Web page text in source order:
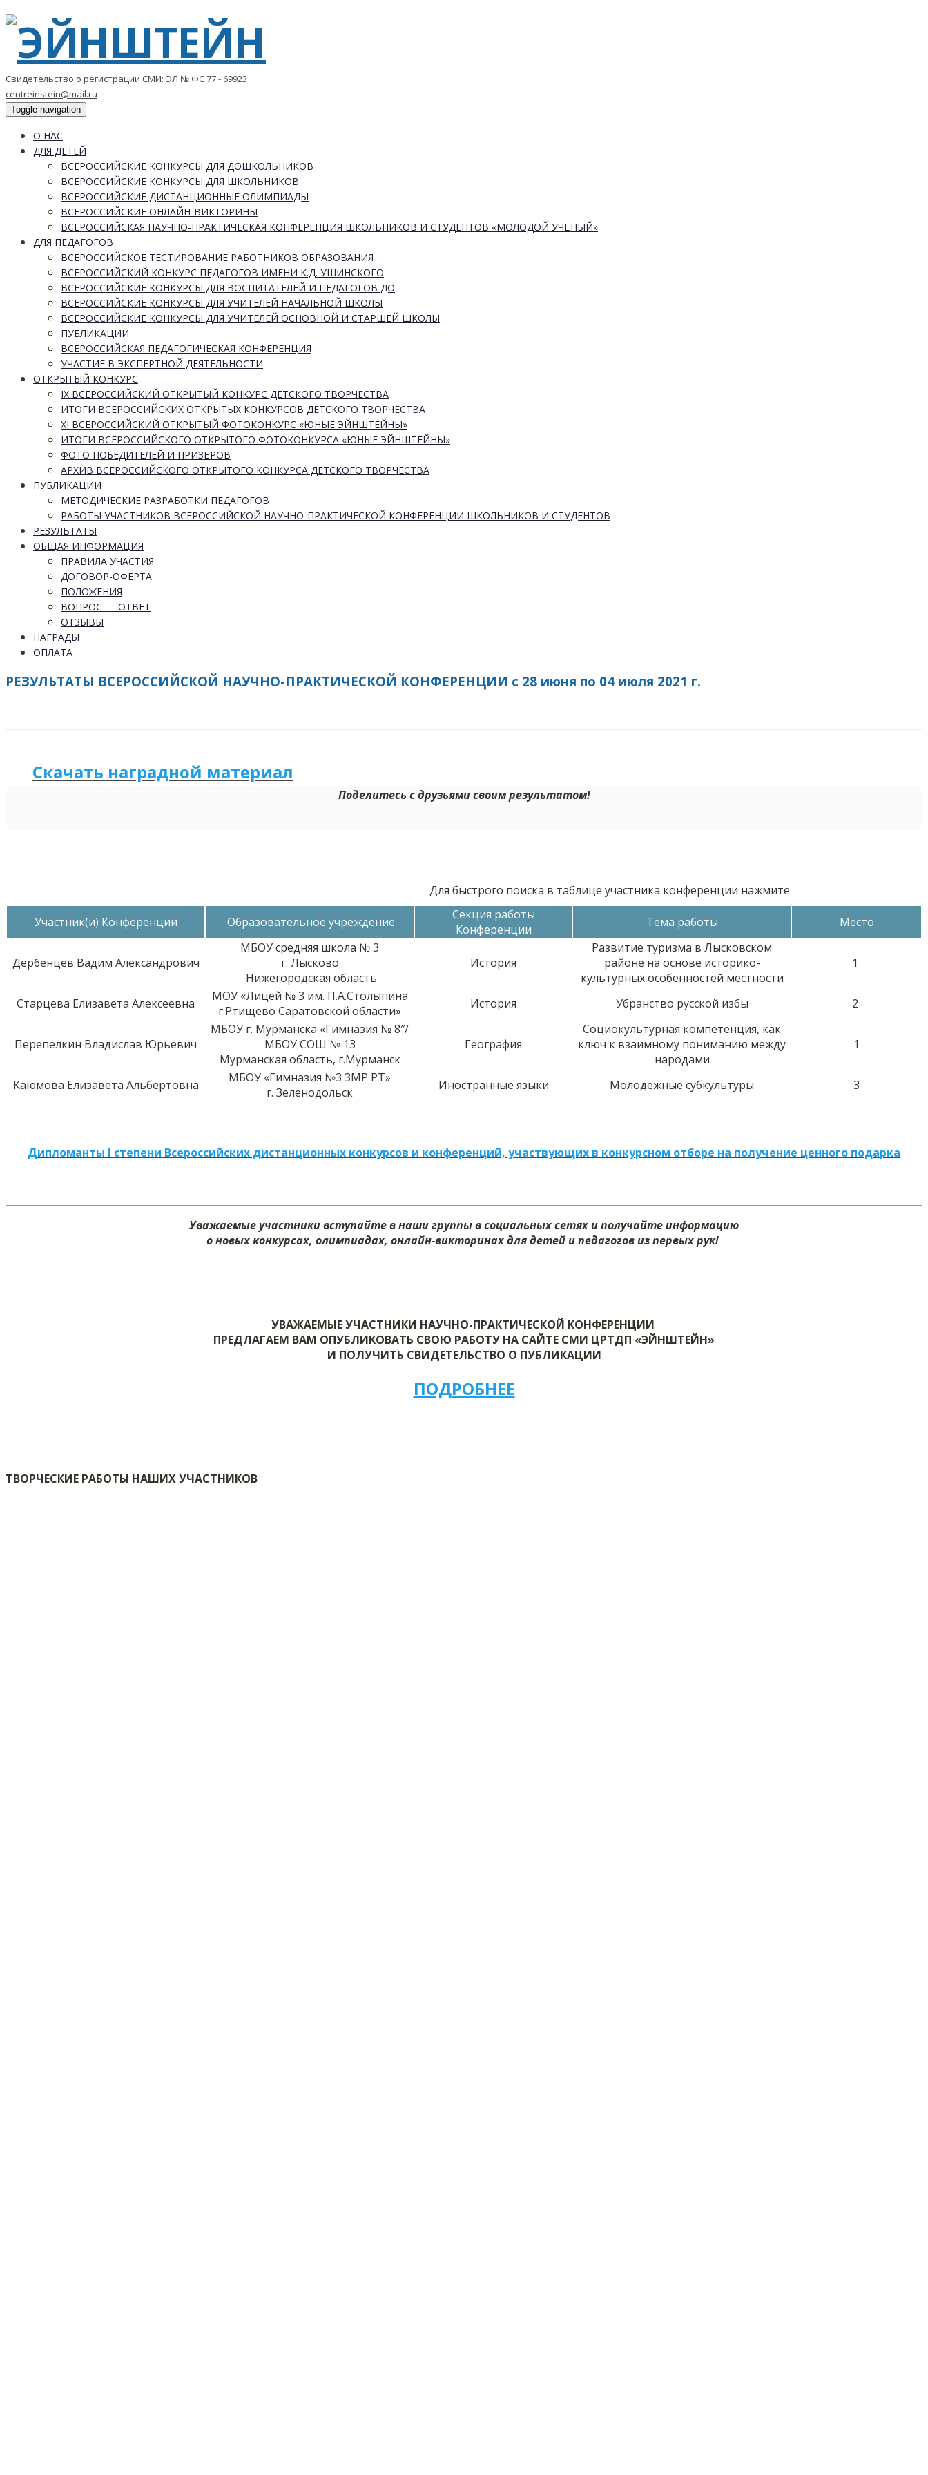
Свидетельство о регистрации СМИ: ЭЛ № ФС 77 - 69923
centreinstein@mail.ru
Toggle navigation
О НАС
ДЛЯ ДЕТЕЙ
ВСЕРОССИЙСКИЕ КОНКУРСЫ ДЛЯ ДОШКОЛЬНИКОВ
ВСЕРОССИЙСКИЕ КОНКУРСЫ ДЛЯ ШКОЛЬНИКОВ
ВСЕРОССИЙСКИЕ ДИСТАНЦИОННЫЕ ОЛИМПИАДЫ
ВСЕРОССИЙСКИЕ ОНЛАЙН-ВИКТОРИНЫ
ВСЕРОССИЙСКАЯ НАУЧНО-ПРАКТИЧЕСКАЯ КОНФЕРЕНЦИЯ ШКОЛЬНИКОВ И СТУДЕНТОВ «МОЛОДОЙ УЧЁНЫЙ»
ДЛЯ ПЕДАГОГОВ
ВСЕРОССИЙСКОЕ ТЕСТИРОВАНИЕ РАБОТНИКОВ ОБРАЗОВАНИЯ
ВСЕРОССИЙСКИЙ КОНКУРС ПЕДАГОГОВ ИМЕНИ К.Д. УШИНСКОГО
ВСЕРОССИЙСКИЕ КОНКУРСЫ ДЛЯ ВОСПИТАТЕЛЕЙ И ПЕДАГОГОВ ДО
ВСЕРОССИЙСКИЕ КОНКУРСЫ ДЛЯ УЧИТЕЛЕЙ НАЧАЛЬНОЙ ШКОЛЫ
ВСЕРОССИЙСКИЕ КОНКУРСЫ ДЛЯ УЧИТЕЛЕЙ ОСНОВНОЙ И СТАРШЕЙ ШКОЛЫ
ПУБЛИКАЦИИ
ВСЕРОССИЙСКАЯ ПЕДАГОГИЧЕСКАЯ КОНФЕРЕНЦИЯ
УЧАСТИЕ В ЭКСПЕРТНОЙ ДЕЯТЕЛЬНОСТИ
ОТКРЫТЫЙ КОНКУРС
IX ВСЕРОССИЙСКИЙ ОТКРЫТЫЙ КОНКУРС ДЕТСКОГО ТВОРЧЕСТВА
ИТОГИ ВСЕРОССИЙСКИХ ОТКРЫТЫХ КОНКУРСОВ ДЕТСКОГО ТВОРЧЕСТВА
XI ВСЕРОССИЙСКИЙ ОТКРЫТЫЙ ФОТОКОНКУРС «ЮНЫЕ ЭЙНШТЕЙНЫ»
ИТОГИ ВСЕРОССИЙСКОГО ОТКРЫТОГО ФОТОКОНКУРСА «ЮНЫЕ ЭЙНШТЕЙНЫ»
ФОТО ПОБЕДИТЕЛЕЙ И ПРИЗЁРОВ
АРХИВ ВСЕРОССИЙСКОГО ОТКРЫТОГО КОНКУРСА ДЕТСКОГО ТВОРЧЕСТВА
ПУБЛИКАЦИИ
МЕТОДИЧЕСКИЕ РАЗРАБОТКИ ПЕДАГОГОВ
РАБОТЫ УЧАСТНИКОВ ВСЕРОССИЙСКОЙ НАУЧНО-ПРАКТИЧЕСКОЙ КОНФЕРЕНЦИИ ШКОЛЬНИКОВ И СТУДЕНТОВ
РЕЗУЛЬТАТЫ
ОБЩАЯ ИНФОРМАЦИЯ
ПРАВИЛА УЧАСТИЯ
ДОГОВОР-ОФЕРТА
ПОЛОЖЕНИЯ
ВОПРОС — ОТВЕТ
ОТЗЫВЫ
НАГРАДЫ
ОПЛАТА
РЕЗУЛЬТАТЫ ВСЕРОССИЙСКОЙ НАУЧНО-ПРАКТИЧЕСКОЙ КОНФЕРЕНЦИИ с 28 июня по 04 июля 2021 г.
Скачать наградной материал
Поделитесь с друзьями своим результатом!
Для быстрого поиска в таблице участника конференции нажмите
Участник(и) Конференции Образовательное учреждение
Секция работы
Конференции
Тема работы Место
Дербенцев Вадим Александрович
МБОУ средняя школа № 3
г. Лысково
Нижегородская область
История
Развитие туризма в Лысковском
районе на основе историко-
культурных особенностей местности
1
Старцева Елизавета Алексеевна
МОУ «Лицей № 3 им. П.А.Столыпина
г.Ртищево Саратовской области»
История Убранство русской избы 2
Перепелкин Владислав Юрьевич
МБОУ г. Мурманска «Гимназия № 8″/
МБОУ СОШ № 13
Мурманская область, г.Мурманск
География
Социокультурная компетенция, как
ключ к взаимному пониманию между
народами
1
Каюмова Елизавета Альбертовна
МБОУ «Гимназия №3 ЗМР РТ»
г. Зеленодольск
Иностранные языки Молодёжные субкультуры 3
Дипломанты I степени Всероссийских дистанционных конкурсов и конференций, участвующих в конкурсном отборе на получение ценного подарка
Уважаемые участники вступайте в наши группы в социальных сетях и получайте информацию
о новых конкурсах, олимпиадах, онлайн-викторинах для детей и педагогов из первых рук!
УВАЖАЕМЫЕ УЧАСТНИКИ НАУЧНО-ПРАКТИЧЕСКОЙ КОНФЕРЕНЦИИ
ПРЕДЛАГАЕМ ВАМ ОПУБЛИКОВАТЬ СВОЮ РАБОТУ НА САЙТЕ СМИ ЦРТДП «ЭЙНШТЕЙН»
И ПОЛУЧИТЬ СВИДЕТЕЛЬСТВО О ПУБЛИКАЦИИ
ПОДРОБНЕЕ
ТВОРЧЕСКИЕ РАБОТЫ НАШИХ УЧАСТНИКОВ